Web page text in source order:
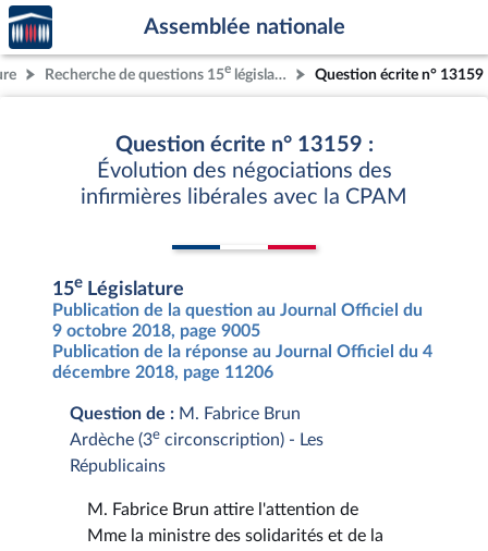
Aller au contenu
Aller en bas de la page
Accèder
à la
page
d'accueil
Assemblée nationale
Recherche de questions 15e législature Question écrite n° 13159
Question écrite n° 13159 :
Évolution des négociations des
infirmières libérales avec la CPAM
15e Législature
Publication de la question au Journal Officiel du
9 octobre 2018, page 9005
Publication de la réponse au Journal Officiel du 4
décembre 2018, page 11206
Question de : M. Fabrice Brun
Ardèche (3e circonscription) - Les
Républicains
M. Fabrice Brun attire l'attention de
Mme la ministre des solidarités et de la